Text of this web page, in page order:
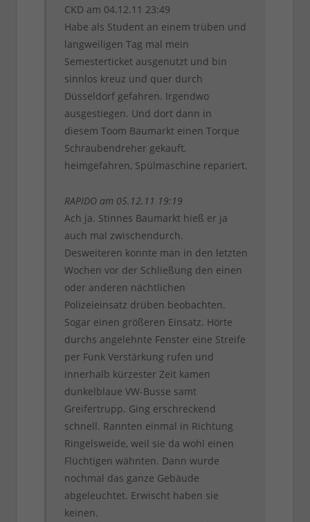
CKD am 04.12.11 23:49
Habe als Student an einem trüben und
langweiligen Tag mal mein
Semesterticket ausgenutzt und bin
sinnlos kreuz und quer durch
Düsseldorf gefahren. Irgendwo
ausgestiegen. Und dort dann in
diesem Toom Baumarkt einen Torque
Schraubendreher gekauft,
heimgefahren, Spülmaschine repariert.
RAPIDO am 05.12.11 19:19
Ach ja. Stinnes Baumarkt hieß er ja
auch mal zwischendurch.
Desweiteren konnte man in den letzten
Wochen vor der Schließung den einen
oder anderen nächtlichen
Polizeieinsatz drüben beobachten.
Sogar einen größeren Einsatz. Hörte
durchs angelehnte Fenster eine Streife
per Funk Verstärkung rufen und
innerhalb kürzester Zeit kamen
dunkelblaue VW-Busse samt
Greifertrupp. Ging erschreckend
schnell. Rannten einmal in Richtung
Ringelsweide, weil sie da wohl einen
Flüchtigen wähnten. Dann wurde
nochmal das ganze Gebäude
abgeleuchtet. Erwischt haben sie
keinen.